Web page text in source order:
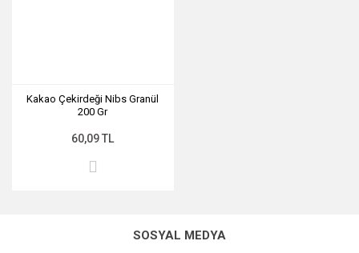
Kakao Çekirdeği Nibs Granül
200 Gr
60,09 TL
SOSYAL MEDYA